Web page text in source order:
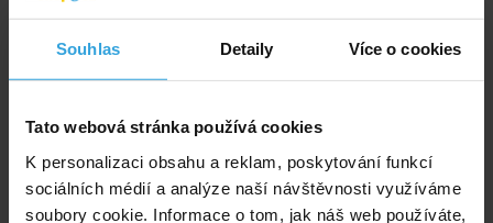
Souhlas Detaily Více o cookies
Tato webová stránka používá cookies
K personalizaci obsahu a reklam, poskytování funkcí
sociálních médií a analýze naší návštěvnosti využíváme
soubory cookie. Informace o tom, jak náš web používáte,
Podrobný popis
Madlo je vyrobené z leštěné nerez oceli AISI
použít madlo i na bazénu se slanou úpravou vody.
Madlo je bez krytky šroubů.